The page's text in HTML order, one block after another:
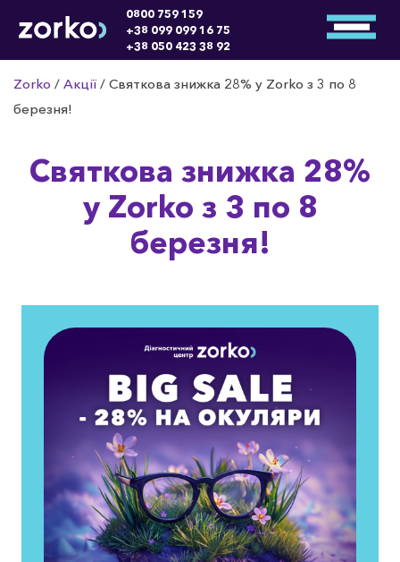
0800 759 159
+38 099 099 16 75
+38 050 423 38 92
Zorko / Акції / Святкова знижка 28% у Zorko з 3 по 8
березня!
Святкова знижка 28%
у Zorko з 3 по 8
березня!